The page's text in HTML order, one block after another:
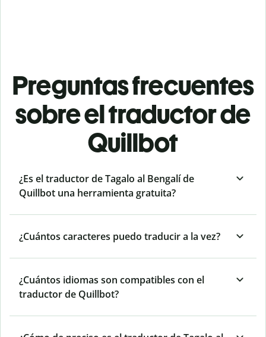
Preguntas frecuentes
sobre el traductor de
Quillbot
¿Es el traductor de Tagalo al Bengalí de
Quillbot una herramienta gratuita?
¿Cuántos caracteres puedo traducir a la vez?
¿Cuántos idiomas son compatibles con el
traductor de Quillbot?